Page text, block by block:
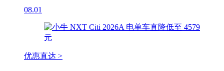
08.01
优惠直达 >